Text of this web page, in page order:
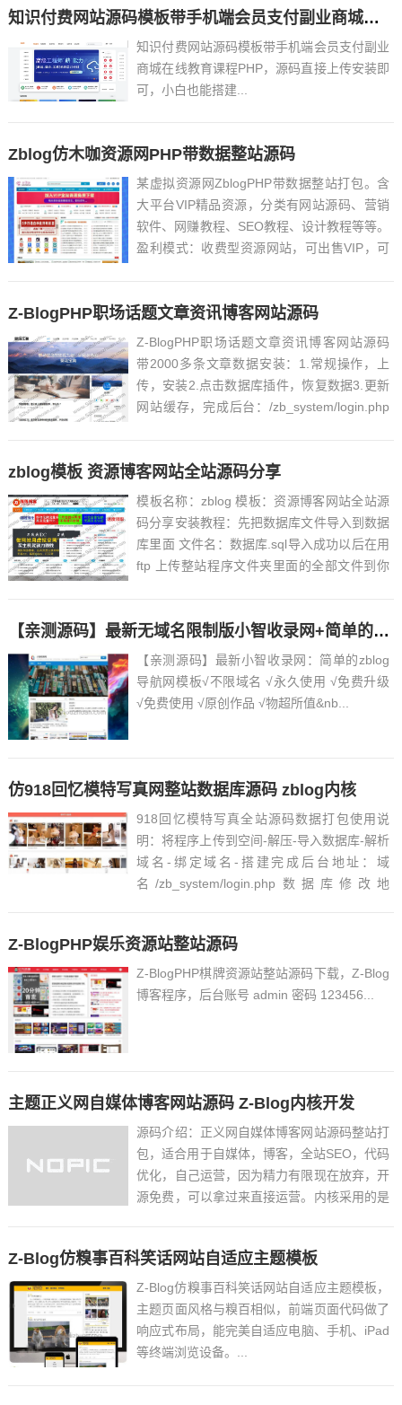
版主要功能有：– 支持多网站统一...
知识付费网站源码模板带手机端会员支付副业商城在线教育课程PHP
知识付费网站源码模板带手机端会员支付副业
商城在线教育课程PHP，源码直接上传安装即
可，小白也能搭建...
Zblog仿木咖资源网PHP带数据整站源码
某虚拟资源网ZblogPHP带数据整站打包。含
大平台VIP精品资源，分类有网站源码、营销
软件、网赚教程、SEO教程、设计教程等等。
盈利模式：收费型资源网站，可出售VIP，可
超1200G此处内容已经被作者隐藏，请输入验
Z-BlogPHP职场话题文章资讯博客网站源码
Z-BlogPHP职场话题文章资讯博客网站源码
带2000多条文章数据安装：1.常规操作，上
传，安装2.点击数据库插件，恢复数据3.更新
网站缓存，完成后台：/zb_system/login.php
zblog模板 资源博客网站全站源码分享
模板名称：zblog 模板：资源博客网站全站源
码分享安装教程：先把数据库文件导入到数据
库里面 文件名：数据库.sql导入成功以后在用
ftp 上传整站程序文件夹里面的全部文件到你
wwwroot / zb_users /c...
【亲测源码】最新无域名限制版小智收录网+简单的zblog导航网模板
【亲测源码】最新小智收录网：简单的zblog
导航网模板√不限域名 √永久使用 √免费升级
√免费使用 √原创作品 √物超所值&nb...
仿918回忆模特写真网整站数据库源码 zblog内核
918回忆模特写真全站源码数据打包使用说
明：将程序上传到空间-解压-导入数据库-解析
域名-绑定域名-搭建完成后台地址：域
名/zb_system/login.php数据库修改地
Z-BlogPHP娱乐资源站整站源码
Z-BlogPHP棋牌资源站整站源码下载，Z-Blog
博客程序，后台账号 admin 密码 123456...
主题正义网自媒体博客网站源码 Z-Blog内核开发
源码介绍：正义网自媒体博客网站源码整站打
包，适合用于自媒体，博客，全站SEO，代码
优化，自己运营，因为精力有限现在放弃，开
源免费，可以拿过来直接运营。内核采用的是
置安装好以后选择奇客响应式主题，这个主题
是人...
Z-Blog仿糗事百科笑话网站自适应主题模板
Z-Blog仿糗事百科笑话网站自适应主题模板，
主题页面风格与糗百相似，前端页面代码做了
响应式布局，能完美自适应电脑、手机、iPad
等终端浏览设备。...